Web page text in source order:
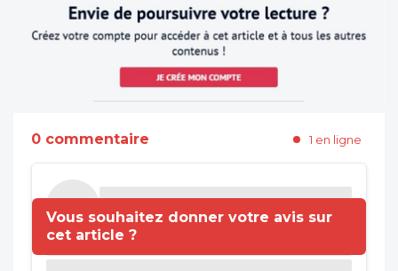
0 commentaire 1 en ligne
Vous souhaitez donner votre avis sur
cet article ?